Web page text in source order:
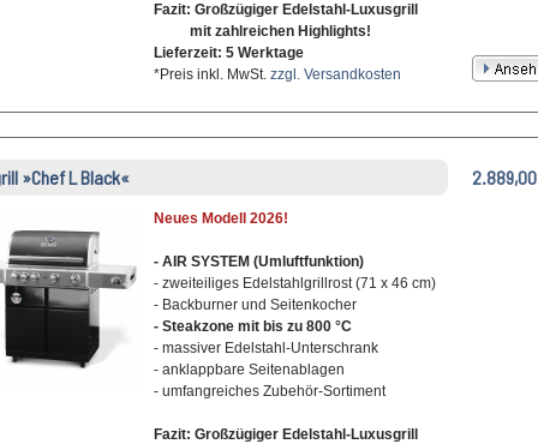
Fazit: Großzügiger Edelstahl-Luxusgrill
mit zahlreichen Highlights!
Lieferzeit: 5 Werktage
*Preis inkl. MwSt. zzgl. Versandkosten
»Chef L Black« 2.889,00
Neues Modell 2026!
- AIR SYSTEM (Umluftfunktion)
- zweiteiliges Edelstahlgrillrost (71 x 46 cm)
- Backburner und Seitenkocher
- Steakzone mit bis zu 800 °C
- massiver Edelstahl-Unterschrank
- anklappbare Seitenablagen
- umfangreiches Zubehör-Sortiment
Fazit: Großzügiger Edelstahl-Luxusgrill